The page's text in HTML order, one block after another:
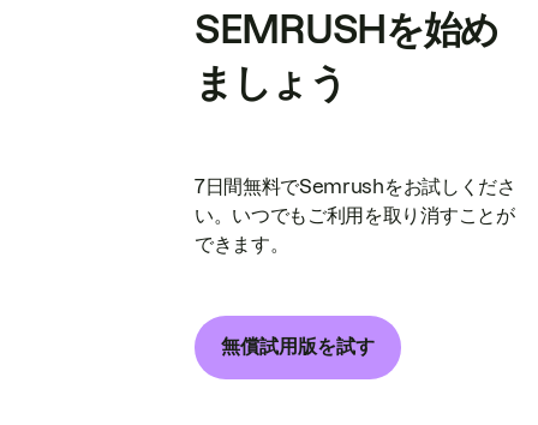
SEMRUSHを始め
ましょう
7日間無料でSemrushをお試しくださ
い。いつでもご利用を取り消すことが
できます。
無償試用版を試す